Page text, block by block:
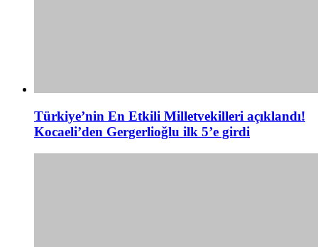
Türkiye’nin En Etkili Milletvekilleri açıklandı!
Kocaeli’den Gergerlioğlu ilk 5’e girdi